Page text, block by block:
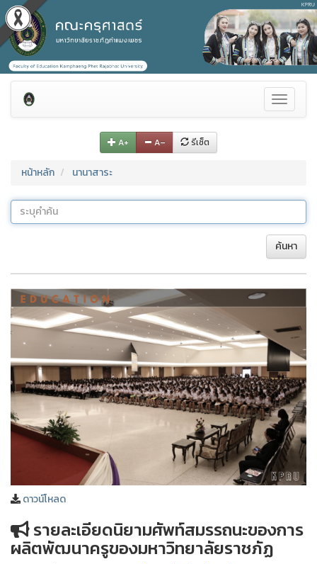
Toggle
A+ A– รีเซ็ต
หน้าหลัก นานาสาระ
ค้นหา
ดาวน์โหลด
รายละเอียดนิยามศัพท์สมรรถนะของการ
ผลิตพัฒนาครูของมหาวิทยาลัยราชภัฏ